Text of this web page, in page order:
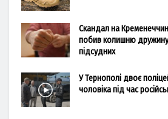
Скандал на
побив колишню дружину
підсудних
У Тернополі двоє
чоловіка під час